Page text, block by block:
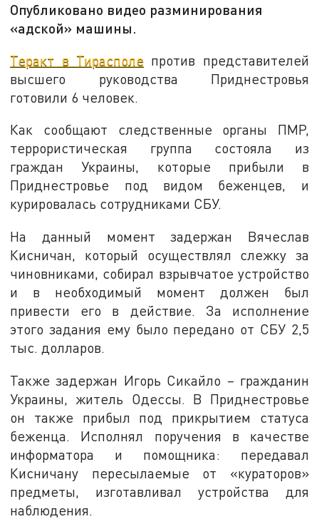
Опубликовано видео разминирования
«адской» машины.
Теракт в Тирасполе против представителей
высшего руководства Приднестровья
готовили 6 человек.
Как сообщают следственные органы ПМР,
террористическая группа состояла из
граждан Украины, которые прибыли в
Приднестровье под видом беженцев, и
курировалась сотрудниками СБУ.
На данный момент задержан Вячеслав
Кисничан, который осуществлял слежку за
чиновниками, собирал взрывчатое устройство
и в необходимый момент должен был
привести его в действие. За исполнение
этого задания ему было передано от СБУ 2,5
тыс. долларов.
Также задержан Игорь Сикайло – гражданин
Украины, житель Одессы. В Приднестровье
он также прибыл под прикрытием статуса
беженца. Исполнял поручения в качестве
информатора и помощника: передавал
Кисничану пересылаемые от «кураторов»
предметы, изготавливал устройства для
наблюдения.